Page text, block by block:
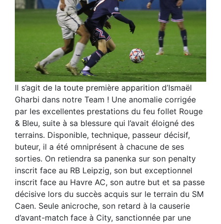
Il s’agit de la toute première apparition d’Ismaël
Gharbi dans notre Team ! Une anomalie corrigée
par les excellentes prestations du feu follet Rouge
& Bleu, suite à sa blessure qui l’avait éloigné des
terrains. Disponible, technique, passeur décisif,
buteur, il a été omniprésent à chacune de ses
sorties. On retiendra sa panenka sur son penalty
inscrit face au RB Leipzig, son but exceptionnel
inscrit face au Havre AC, son autre but et sa passe
décisive lors du succès acquis sur le terrain du SM
Caen. Seule anicroche, son retard à la causerie
d’avant-match face à City, sanctionnée par une